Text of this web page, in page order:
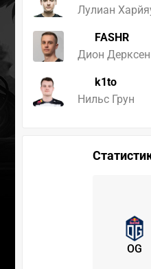
Лулиан
FASHR
Дион Дерксен
k1to
Нильс Грун
OG